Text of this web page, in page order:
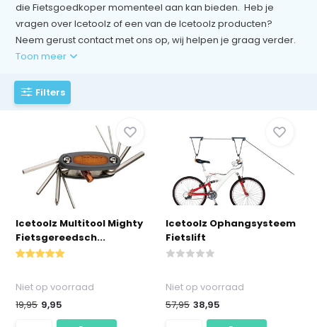
die Fietsgoedkoper momenteel aan kan bieden. Heb je
vragen over Icetoolz of een van de Icetoolz producten?
Neem gerust contact met ons op, wij helpen je graag verder.
Toon meer
Filters
Icetoolz Multitool Mighty
Fietsgereedsch...
Niet op voorraad
19,95 9,95
Icetoolz Ophangsysteem
Fietslift
Niet op voorraad
57,95 38,95